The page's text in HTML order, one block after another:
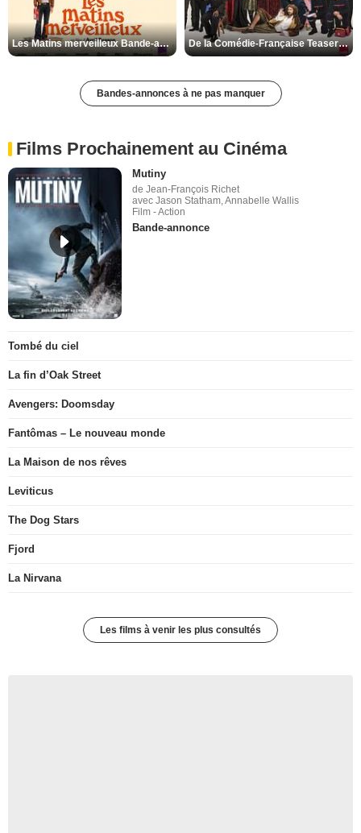
Les Matins merveilleux Bande-annonce VF De la Comédie-Française Teaser VF
Bandes-annonces à ne pas manquer
Films Prochainement au Cinéma
Mutiny
de Jean-François Richet
avec Jason Statham, Annabelle Wallis
Film - Action
Bande-annonce
Tombé du ciel
La fin d’Oak Street
Avengers: Doomsday
Fantômas – Le nouveau monde
La Maison de nos rêves
Leviticus
The Dog Stars
Fjord
La Nirvana
Les films à venir les plus consultés